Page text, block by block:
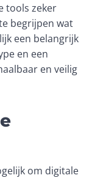
tools zeker
begrijpen wat
een belangrijk
en een
en veilig
om digitale